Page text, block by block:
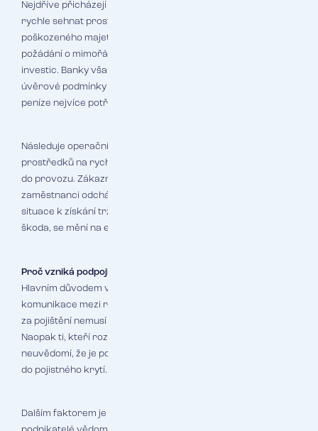
Nejdříve přicházejí okamžité finanční tlaky. Firma musí
rychle sehnat prostředky na opravu nebo náhradu
poškozeného majetku. To často znamená vyčerpání rezerv,
požádání o mimořádný úvěr nebo odložení plánovaných
investic. Banky však v takových situacích bývají opatrné a
úvěrové podmínky se zhoršují právě ve chvíli, kdy firma
peníze nejvíce potřebuje.
Následuje operační krize. Pokud firma nemá dostatek
prostředků na rychlou obnovu, prodlužuje se doba návratu
do provozu. Zákazníci začínají hledat jiné dodavatele,
zaměstnanci odcházejí kvůli nejistotě a konkurenti využívají
situace k získání tržního podílu. To, co začalo jako technická
škoda, se mění na existenční krizi.
Proč vzniká podpojištění tak často
Hlavním důvodem vzniku podpojištění je často nedostatečná
komunikace mezi různými částmi firmy. Manažeři odpovědní
za pojištění nemusí být informováni o všech investicích.
Naopak ti, kteří rozhodují o nákupu nového vybavení, si
neuvědomí, že je potřeba tyto změny okamžitě promítnout
do pojistného krytí.
Dalším faktorem je snaha o úsporu pojistného. Někteří